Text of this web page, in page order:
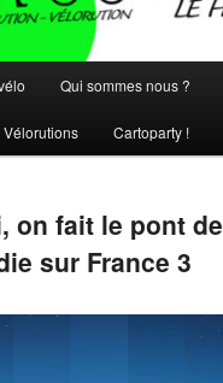
Qui sommes nous ?
Cartoparty !
on fait le pont de
sur France 3